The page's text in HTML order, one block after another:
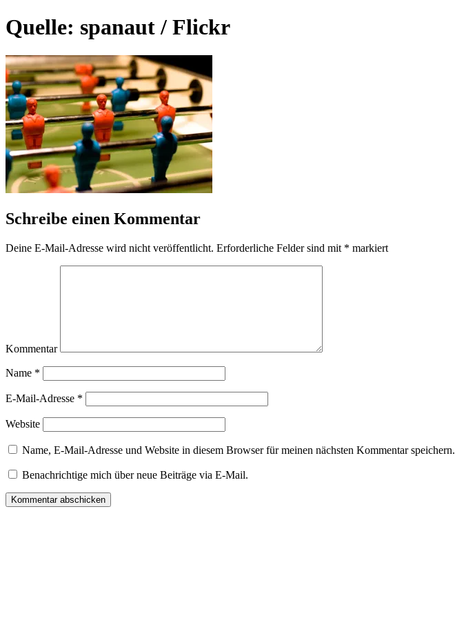
Quelle: spanaut / Flickr
Schreibe einen Kommentar
Deine E-Mail-Adresse wird nicht veröffentlicht. Erforderliche Felder sind mit * markiert
Kommentar
Name *
E-Mail-Adresse *
Website
Name, E-Mail-Adresse und Website in diesem Browser für meinen nächsten Kommentar speichern.
Benachrichtige mich über neue Beiträge via E-Mail.